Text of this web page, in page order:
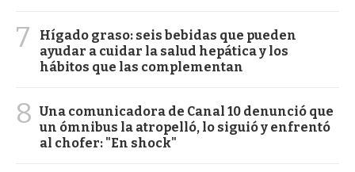
7
Hígado graso: seis bebidas que pueden
ayudar a cuidar la salud hepática y los
hábitos que las complementan
8 Una comunicadora de Canal 10 denunció que
un ómnibus la atropelló, lo siguió y enfrentó
al chofer: "En shock"